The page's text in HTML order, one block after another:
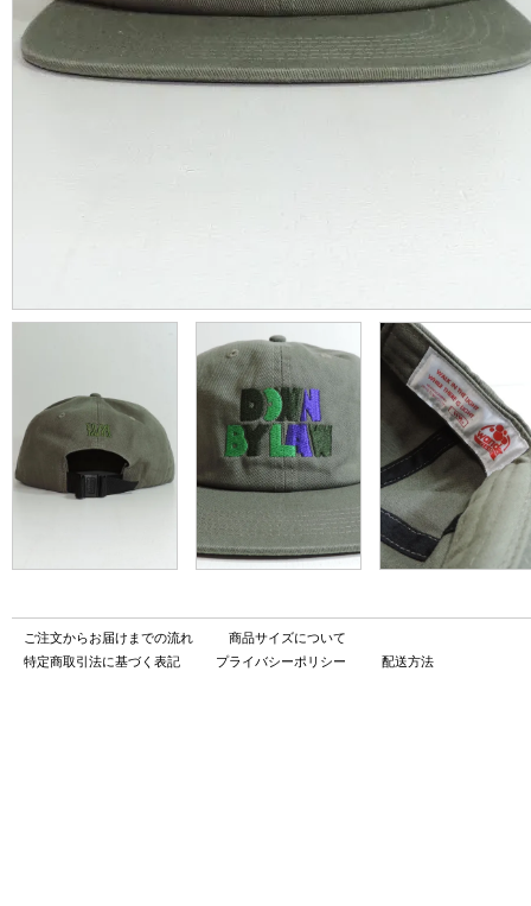
ご注文からお届けまでの流れ
商品サイズについて
特定商取引法に基づく表記
プライバシーポリシー 配送方法